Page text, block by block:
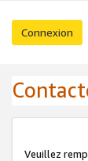
Connexion
Veuillez